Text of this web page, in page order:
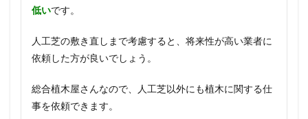
低いです。
人工芝の敷き直しまで考慮すると、将来性が高い業者に
依頼した方が良いでしょう。
総合植木屋さんなので、人工芝以外にも植木に関する仕
事を依頼できます。